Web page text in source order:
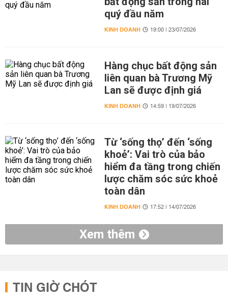
quý đầu năm
KINH DOANH 19:00 | 23/07/2026
Hàng chục bất động sản
liên quan bà Trương Mỹ
Lan sẽ được định giá
KINH DOANH 14:59 | 19/07/2026
Từ ‘sống thọ’ đến ‘sống
khoẻ’: Vai trò của bảo
hiểm đa tầng trong chiến
lược chăm sóc sức khoẻ
toàn dân
KINH DOANH 17:52 | 14/07/2026
Xem thêm
TIN GIỜ CHÓT